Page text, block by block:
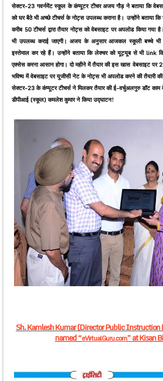
सेक्टर-23 गवर्नमेंट स्कूल के कंप्यूटर टीचर अजय गौड़ ने बताया कि
को घर बैठे भी अच्छे टीचर्स के नोट्स उपलब्ध कराना है। उन्होंने बताया
करीब 50 टीचर्स द्वारा तैयार नोट्स को वेबसाइट पर अपलोड किया गया
भी उपलब्ध कराई जाएगी। अजय के अनुसार आजकल स्कूली बच्चे भी
इस्तेमाल कर रहे हैं। उन्होंने बताया कि लेक्चर को यूट्यूब से भी link
एक्सेस करना आसान होगा। दो महीने में तैयार की इस खास वेबसाइट पर
भविष्य में वेबसाइट पर यूजीसी नेट के नोट्स भी अपलोड करने की तैयारी की
सेक्टर-23 के कंप्यूटर टीचर्स ने मिलकर तैयार की ई-वर्चुअलगुरु डॉट काम
डीपीआई (स्कूल) कमलेश कुमार ने किया उद्घाटन!
Sh. Kamlesh Kumar (Director Public
named “eVirtualGuru.com” at Kisan